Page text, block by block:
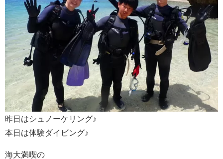
昨日はシュノーケリング♪
本日は体験ダイビング♪
海大満喫の